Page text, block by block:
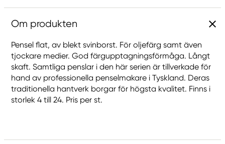
Om produkten
Pensel flat, av blekt svinborst. För oljefärg samt även
tjockare medier. God färgupptagningsförmåga. Långt
skaft. Samtliga penslar i den här serien är tillverkade för
hand av professionella penselmakare i Tyskland. Deras
traditionella hantverk borgar för högsta kvalitet. Finns i
storlek 4 till 24. Pris per st.